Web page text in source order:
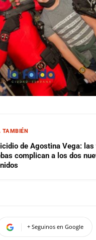
TAMBIÉN
de Agostina Vega:
complican a los dos
+ Seguinos en Google